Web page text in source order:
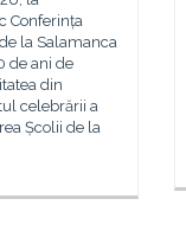
Conferința
la Salamanca
de ani de
din
celebrării a
Școlii de la